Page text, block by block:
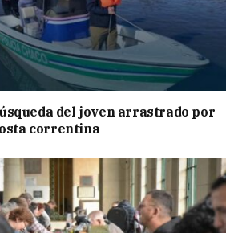
del joven arrastrado por
correntina